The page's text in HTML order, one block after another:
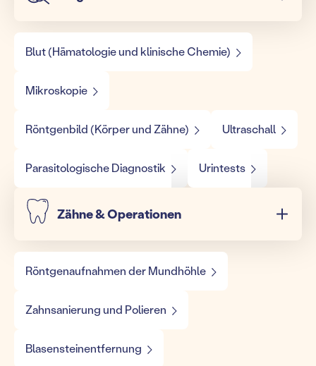
Blut (Hämatologie und klinische Chemie)
Mikroskopie
Röntgenbild (Körper und Zähne) Ultraschall
Parasitologische Diagnostik Urintests
Zähne & Operationen
Röntgenaufnahmen der Mundhöhle
Zahnsanierung und Polieren
Blasensteinentfernung